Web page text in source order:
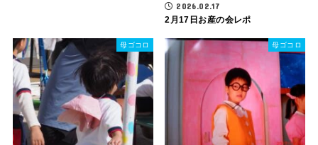
2026.02.17
2月17日お産の会レポ
母ゴコロ 母ゴコロ